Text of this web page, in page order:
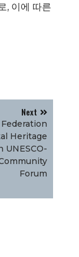
, 이에 따른
Next
Heritage
UNESCO-
Forum